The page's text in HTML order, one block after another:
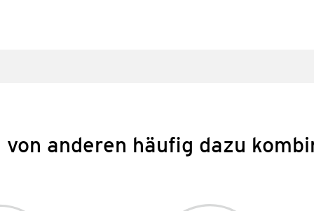
von anderen häufig dazu